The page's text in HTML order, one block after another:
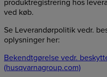
produktregistrering hos
ved køb.
Se Leverandørpolitik vedr.
oplysninger her:
Bekendtgørelse vedr.
(husqvarnagroup.com)